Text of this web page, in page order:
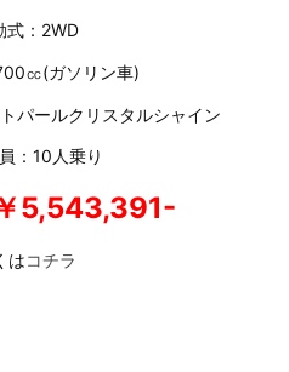
式：2WD
㏄(ガソリン車)
パールクリスタルシャイン
：10人乗り
5,543,391-
はコチラ